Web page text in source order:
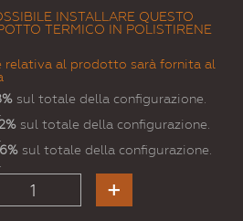
INSTALLARE QUESTO
TERMICO IN POLISTIRENE
relativa al prodotto sarà fornita al
sul totale della configurazione.
sul totale della configurazione.
sul totale della configurazione.